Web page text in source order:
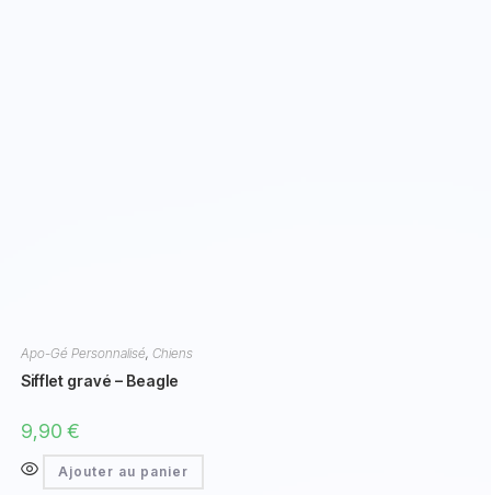
Apo-Gé Personnalisé, Chiens
Sifflet gravé – Beagle
9,90 €
Ajouter au panier